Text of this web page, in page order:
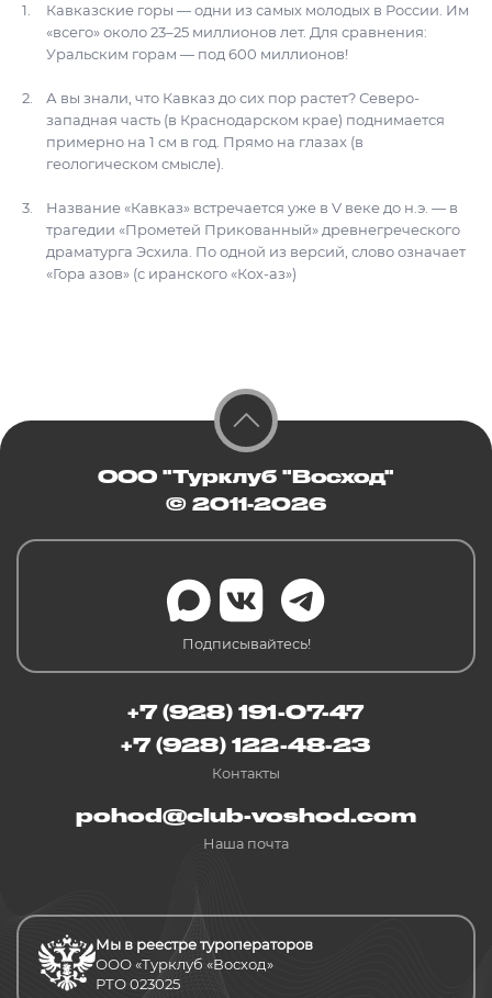
Кавказские горы — одни из самых молодых в России. Им
«всего» около 23–25 миллионов лет. Для сравнения:
Уральским горам — под 600 миллионов!
А вы знали, что Кавказ до сих пор растет? Северо-
западная часть (в Краснодарском крае) поднимается
примерно на 1 см в год. Прямо на глазах (в
геологическом смысле).
Название «Кавказ» встречается уже в V веке до н.э. — в
трагедии «Прометей Прикованный» древнегреческого
драматурга Эсхила. По одной из версий, слово означает
«Гора азов» (с иранского «Кох-аз»)
ООО "Турклуб "Восход"
© 2011-2026
Подписывайтесь!
+7 (928) 191-07-47
+7 (928) 122-48-23
Контакты
pohod@club-voshod.com
Наша почта
Мы в реестре туроператоров
ООО «Турклуб «Восход»
РТО 023025